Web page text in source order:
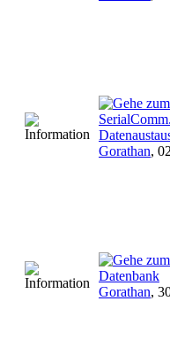
Gorathan,
Datenbank
Gorathan,